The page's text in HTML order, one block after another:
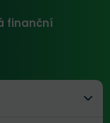
finanční